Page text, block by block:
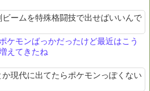
ームを特殊格闘技で出せばいいんで
ケモンばっかだったけど最近はこう
えてきたね
現代に出てたらポケモンっぽくない